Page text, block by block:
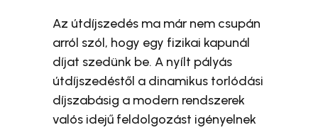
Az útdíjszedés ma már nem csupán
arról szól, hogy egy fizikai kapunál
díjat szedünk be. A nyílt pályás
útdíjszedéstől a dinamikus torlódási
díjszabásig a modern rendszerek
valós idejű feldolgozást igényelnek